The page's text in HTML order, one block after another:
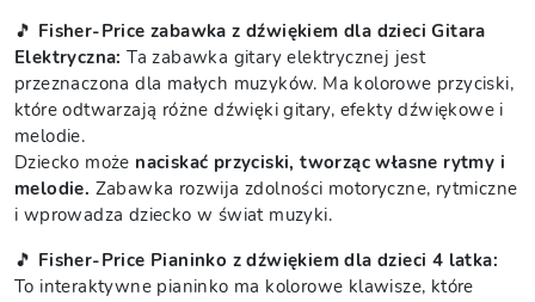
🎵 Fisher-Price zabawka z dźwiękiem dla dzieci Gitara
Elektryczna: Ta zabawka gitary elektrycznej jest
przeznaczona dla małych muzyków. Ma kolorowe przyciski,
które odtwarzają różne dźwięki gitary, efekty dźwiękowe i
melodie.
Dziecko może naciskać przyciski, tworząc własne rytmy i
melodie. Zabawka rozwija zdolności motoryczne, rytmiczne
i wprowadza dziecko w świat muzyki.
🎵 Fisher-Price Pianinko z dźwiękiem dla dzieci 4 latka:
To interaktywne pianinko ma kolorowe klawisze, które